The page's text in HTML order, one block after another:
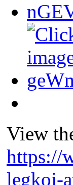
View
https://
legkoj-